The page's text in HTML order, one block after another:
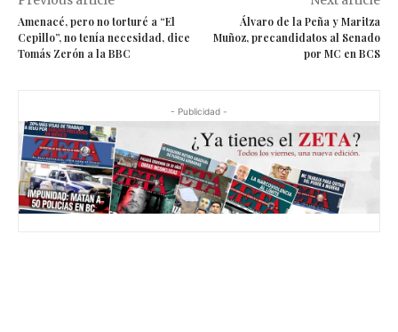
Amenacé, pero no torturé a “El
Cepillo”, no tenía necesidad, dice
Tomás Zerón a la BBC
Álvaro de la Peña y Maritza
Muñoz, precandidatos al Senado
por MC en BCS
- Publicidad -